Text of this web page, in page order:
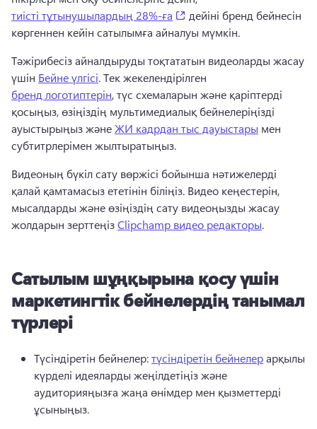
тиісті тұтынушылардың 28%-ға
(opens in a new tab)
дейіні бренд бейнесін
көргеннен кейін сатылымға айналуы мүмкін.
Тәжірибесіз айналдыруды тоқтататын видеоларды жасау
үшін Бейне үлгісі. Тек жекелендірілген
бренд логотиптерін, түс схемаларын және қаріптерді
қосыңыз, өзіңіздің мультимедиалық бейнелеріңізді
ауыстырыңыз және ЖИ кадрдан тыс дауыстары мен
субтитрлерімен жылтыратыңыз.
Видеоның бүкіл сату вөржісі бойынша нәтижелерді
қалай қамтамасыз ететінін біліңіз. Видео кеңестерін,
мысалдарды және өзіңіздің сату видеоңызды жасау
жолдарын зерттеңіз Clipchamp видео редакторы.
Сатылым шұңқырына қосу үшін
маркетингтік бейнелердің танымал
түрлері
Түсіндіретін бейнелер: түсіндіретін бейнелер арқылы
күрделі идеяларды жеңілдетіңіз және
аудиторияңызға жаңа өнімдер мен қызметтерді
ұсыныңыз.